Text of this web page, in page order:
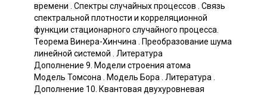
времени . Спектры случайных процессов . Связь
спектральной плотности и корреляционной
функции стационарного случайного процесса.
Теорема Винера-Хинчина . Преобразование шума
линейной системой . Литература
Дополнение 9. Модели строения атома
Модель Томсона . Модель Бора . Литература .
Дополнение 10. Квантовая двухуровневая